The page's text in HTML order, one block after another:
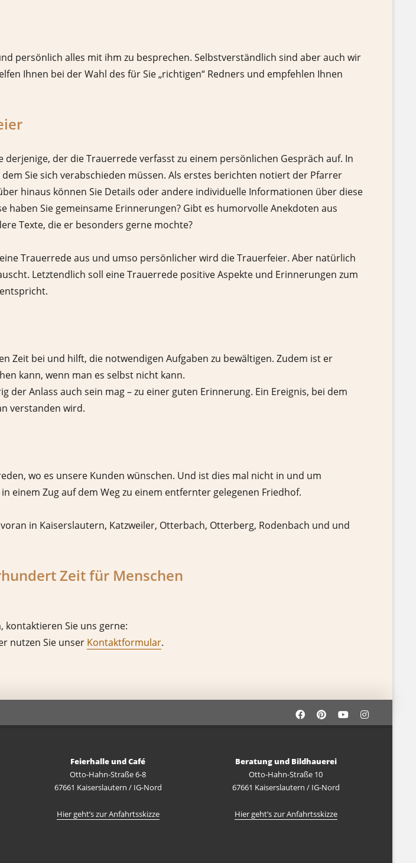
persönlich alles mit ihm zu besprechen. Selbstverständlich sind aber auch wir
Ihnen bei der Wahl des für Sie „richtigen“ Redners und empfehlen Ihnen
der die Trauerrede verfasst zu einem persönlichen Gespräch auf. In
Sie sich verabschieden müssen. Als erstes berichten notiert der Pfarrer
hinaus können Sie Details oder andere individuelle Informationen über diese
Sie gemeinsame Erinnerungen? Gibt es humorvolle Anekdoten aus
Texte, die er besonders gerne mochte?
Trauerrede aus und umso persönlicher wird die Trauerfeier. Aber natürlich
Letztendlich soll eine Trauerrede positive Aspekte und Erinnerungen zum
bei und hilft, die notwendigen Aufgaben zu bewältigen. Zudem ist er
kann, wenn man es selbst nicht kann.
Anlass auch sein mag – zu einer guten Erinnerung. Ein Ereignis, bei dem
verstanden wird.
wo es unsere Kunden wünschen. Und ist dies mal nicht in und um
einem Zug auf dem Weg zu einem entfernter gelegenen Friedhof.
in Kaiserslautern, Katzweiler, Otterbach, Otterberg, Rodenbach und und
Zeit für Menschen
kontaktieren Sie uns gerne:
nutzen Sie unser Kontaktformular.
Feierhalle und Café
Otto-Hahn-Straße 6-8
67661 Kaiserslautern / IG-Nord
Hier geht’s zur Anfahrtsskizze
Beratung und Bildhauerei
Otto-Hahn-Straße 10
67661 Kaiserslautern / IG-Nord
Hier geht’s zur Anfahrtsskizze